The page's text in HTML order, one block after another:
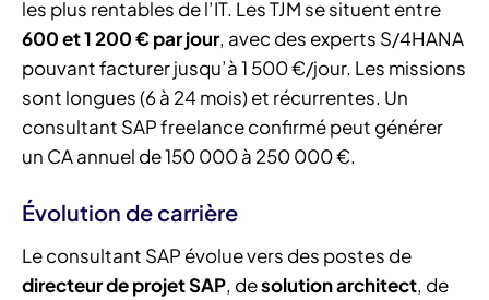
les plus rentables de l’IT. Les TJM se situent entre
600 et 1 200 € par jour, avec des experts S/4HANA
pouvant facturer jusqu’à 1 500 €/jour. Les missions
sont longues (6 à 24 mois) et récurrentes. Un
consultant SAP freelance confirmé peut générer
un CA annuel de 150 000 à 250 000 €.
Évolution de carrière
Le consultant SAP évolue vers des postes de
directeur de projet SAP, desolution architect, de